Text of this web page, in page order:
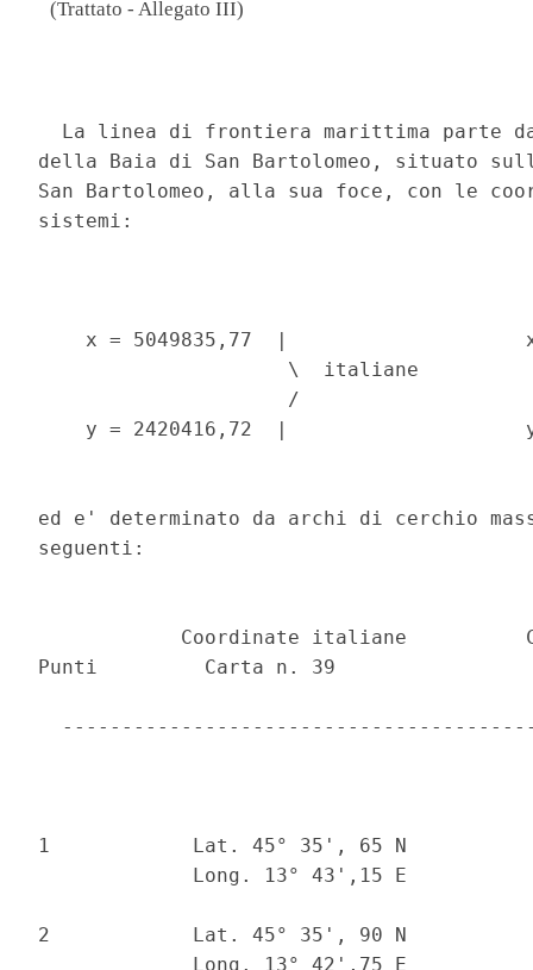
(Trattato - Allegato III)
La linea di frontiera marittima parte
della Baia di San Bartolomeo, situato
San Bartolomeo, alla sua foce, con le
sistemi:
x = 5049835,77  |
\  italiane
/
y = 2420416,72  |
ed e' determinato da archi di cerchio
seguenti:
Coordinate italiane
Punti         Carta n. 39
1            Lat. 45° 35', 65 N
Long. 13° 43',15 E
2            Lat. 45° 35', 90 N
Long. 13° 42',75 E